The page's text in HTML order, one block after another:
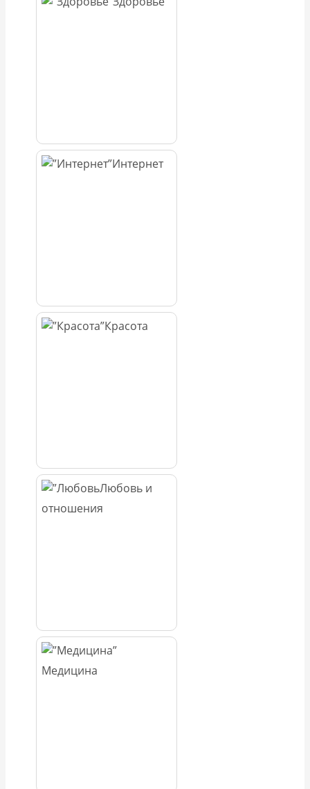
Интернет
Красота
Любовь и
отношения
Медицина